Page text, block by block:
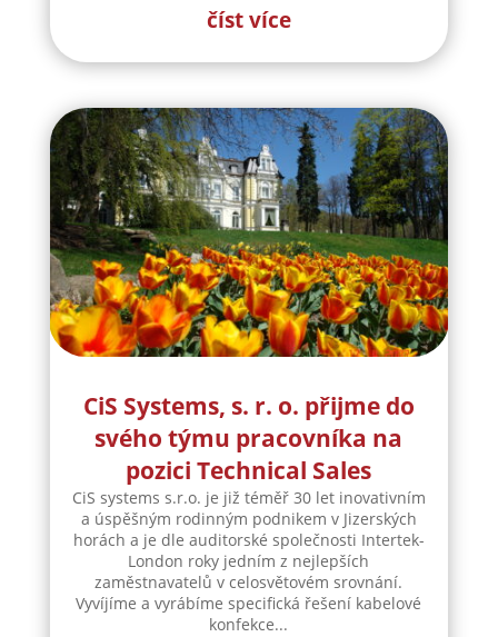
číst více
CiS Systems, s. r. o. přijme do
svého týmu pracovníka na
pozici Technical Sales
CiS systems s.r.o. je již téměř 30 let inovativním
a úspěšným rodinným podnikem v Jizerských
horách a je dle auditorské společnosti Intertek-
London roky jedním z nejlepších
zaměstnavatelů v celosvětovém srovnání.
Vyvíjíme a vyrábíme specifická řešení kabelové
konfekce...